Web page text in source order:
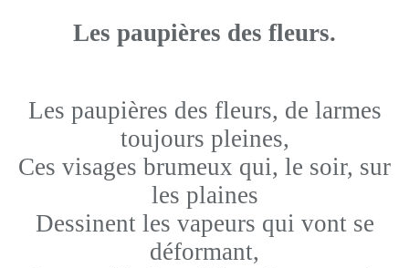
Les paupières des fleurs.
Les paupières des fleurs, de larmes
toujours pleines,
Ces visages brumeux qui, le soir, sur
les plaines
Dessinent les vapeurs qui vont se
déformant,